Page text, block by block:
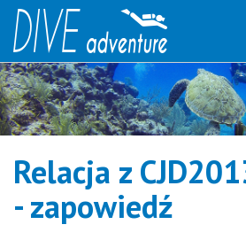
Relacja z
- zapowiedź